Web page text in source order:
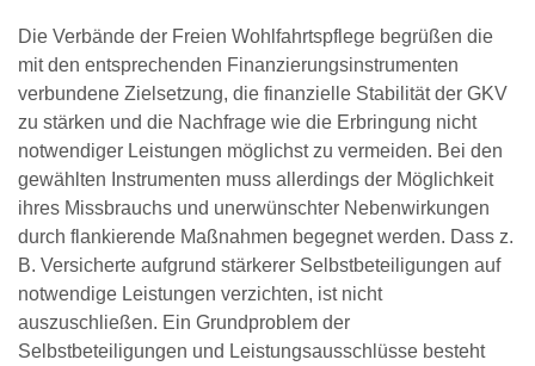
Die Verbände der Freien Wohlfahrtspflege begrüßen die
mit den entsprechenden Finanzierungsinstrumenten
verbundene Zielsetzung, die finanzielle Stabilität der GKV
zu stärken und die Nachfrage wie die Erbringung nicht
notwendiger Leistungen möglichst zu vermeiden. Bei den
gewählten Instrumenten muss allerdings der Möglichkeit
ihres Missbrauchs und unerwünschter Nebenwirkungen
durch flankierende Maßnahmen begegnet werden. Dass z.
B. Versicherte aufgrund stärkerer Selbstbeteiligungen auf
notwendige Leistungen verzichten, ist nicht
auszuschließen. Ein Grundproblem der
Selbstbeteiligungen und Leistungsausschlüsse besteht